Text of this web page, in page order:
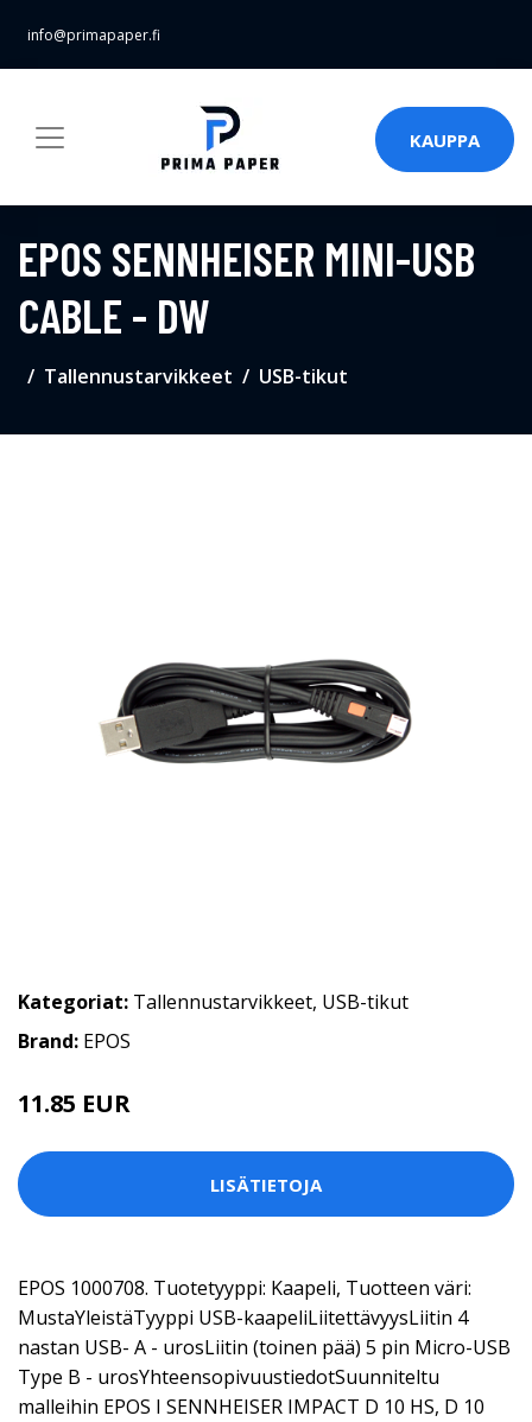
info@primapaper.fi
KAUPPA
EPOS SENNHEISER MINI-USB
CABLE - DW
Tallennustarvikkeet USB-tikut
Kategoriat: Tallennustarvikkeet, USB-tikut
Brand: EPOS
11.85 EUR
LISÄTIETOJA
EPOS 1000708. Tuotetyyppi: Kaapeli, Tuotteen väri:
MustaYleistäTyyppi USB-kaapeliLiitettävyysLiitin 4
nastan USB- A - urosLiitin (toinen pää) 5 pin Micro-USB
Type B - urosYhteensopivuustiedotSuunniteltu
malleihin EPOS I SENNHEISER IMPACT D 10 HS, D 10